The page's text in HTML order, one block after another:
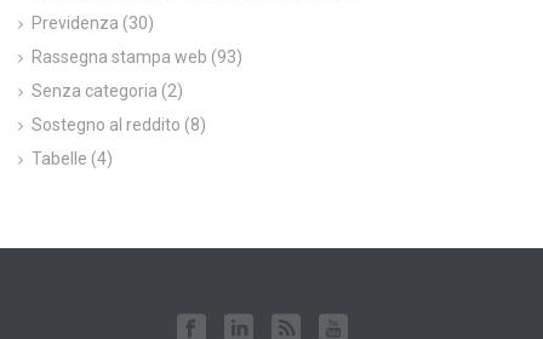
Previdenza (30)
Rassegna stampa web (93)
Senza categoria (2)
Sostegno al reddito (8)
Tabelle (4)